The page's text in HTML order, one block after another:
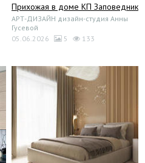
Прихожая в доме КП Заповедник
АРТ-ДИЗАЙН дизайн-студия Анны
Гусевой
05.06.2026
5 133